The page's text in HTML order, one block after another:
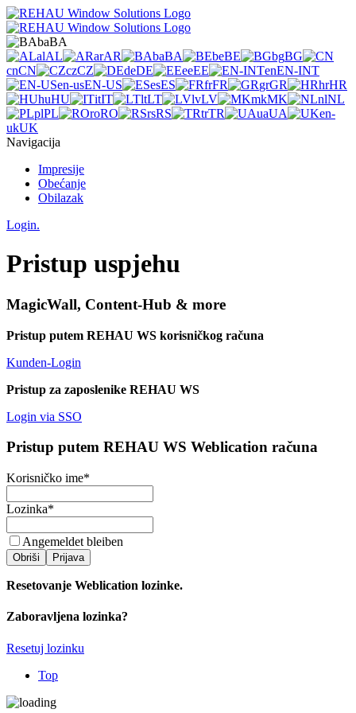
baBA
alAL arAR baBA beBE bgBG
cnCN czCZ deDE eeEE enEN-INT
en-usEN-US esES frFR grGR hrHR
huHU itIT ltLT lvLV mkMK nlNL
plPL roRO rsRS trTR uaUA
en-
ukUK
Navigacija
Impresije
Obećanje
Obilazak
Login.
Pristup uspjehu
MagicWall, Content-Hub & more
Pristup putem REHAU WS korisničkog računa
Kunden-Login
Pristup za zaposlenike REHAU WS
Login via SSO
Pristup putem REHAU WS Weblication računa
Korisničko ime*
Lozinka*
Angemeldet bleiben
Obriši Prijava
Resetovanje Weblication lozinke.
Zaboravljena lozinka?
Resetuj lozinku
Top